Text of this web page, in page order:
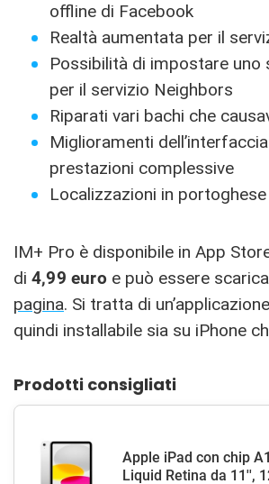
offline di Facebook
Realtà aumentata per il
Possibilità di impostare uno
per il servizio Neighbors
Riparati vari bachi che
Miglioramenti
prestazioni complessive
Localizzazioni in
IM+ Pro è disponibile in App
di 4,99 euro e può essere
pagina. Si tratta di
quindi installabile sia su iPhone
Prodotti consigliati
Apple iPad con chip
Liquid Retina da 11'',